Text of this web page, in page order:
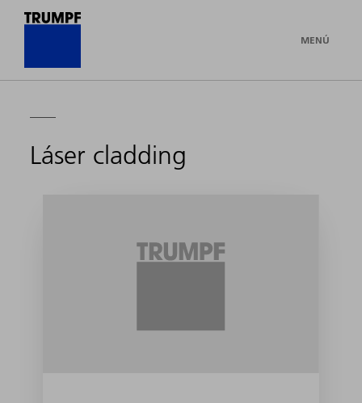
MENÚ
Láser cladding